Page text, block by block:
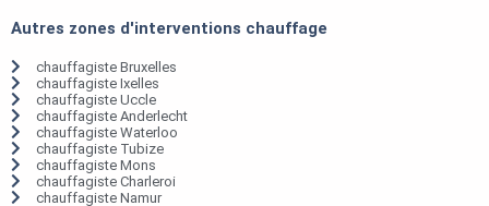
Autres zones d'interventions chauffage
chauffagiste Bruxelles
chauffagiste Ixelles
chauffagiste Uccle
chauffagiste Anderlecht
chauffagiste Waterloo
chauffagiste Tubize
chauffagiste Mons
chauffagiste Charleroi
chauffagiste Namur